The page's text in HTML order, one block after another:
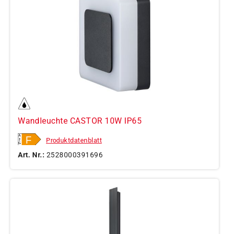
Wandleuchte CASTOR 10W IP65
Produktdatenblatt
Art. Nr.: 2528000391696